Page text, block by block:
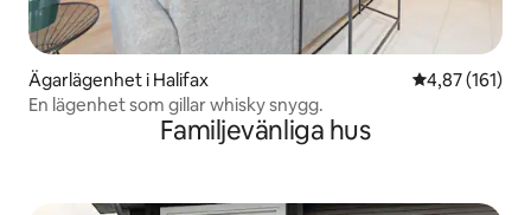
Ägarlägenhet i Halifax 4,87 av 5 i
4,87 (161)
En lägenhet som gillar whisky snygg.
Familjevänliga hus